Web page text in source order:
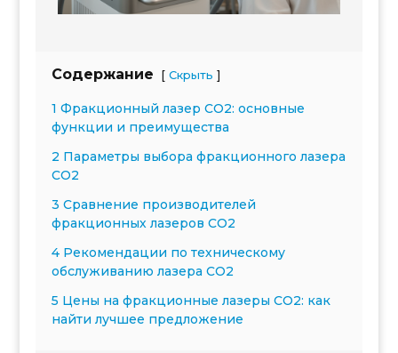
Содержание [ Скрыть ]
1 Фракционный лазер CO2: основные
функции и преимущества
2 Параметры выбора фракционного лазера
CO2
3 Сравнение производителей
фракционных лазеров CO2
4 Рекомендации по техническому
обслуживанию лазера CO2
5 Цены на фракционные лазеры CO2: как
найти лучшее предложение